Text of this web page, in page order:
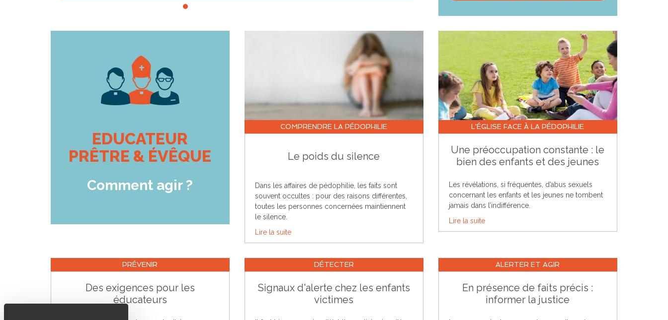
EDUCATEUR
PRÊTRE & ÉVÊQUE
Comment agir ?
COMPRENDRE LA PÉDOPHILIE
Le poids du silence
Dans les affaires de pédophilie, les faits sont
souvent occultes : pour des raisons différentes,
toutes les personnes concernées maintiennent
le silence.
Lire la suite
L'ÉGLISE FACE À LA PÉDOPHILIE
Une préoccupation constante : le
bien des enfants et des jeunes
Les révélations, si fréquentes, d’abus sexuels
concernant les enfants et les jeunes ne tombent
jamais dans l’indifférence.
Lire la suite
PRÉVENIR
Des exigences pour les
éducateurs
DÉTECTER
Signaux d'alerte chez les enfants
victimes
ALERTER ET AGIR
En présence de faits précis :
informer la justice